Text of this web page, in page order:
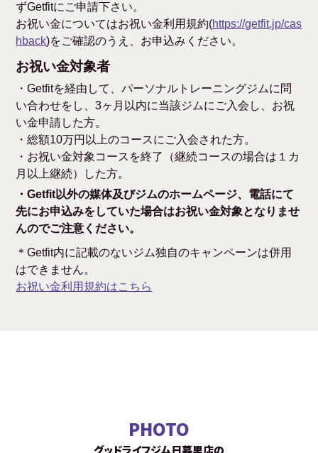
ずGetfitにご申請下さい。
お祝い金についてはお祝い金利用規約(https://getfit.jp/cas
hback)をご確認のうえ、お申込みください。
お祝い金対象者
・Getfitを経由して、パーソナルトレーニングジムに問
い合わせをし、3ヶ月以内に当該ジムにご入会し、お祝
い金申請した方。
・総額10万円以上のコースにご入会された方。
・お祝い金対象コースを終了（継続コースの場合は１カ
月以上継続）した方。
・Getfit以外の媒体及びジムのホームページ、電話にて
先にお申込みをしていた場合はお祝い金対象となりませ
んのでご注意ください。
＊Getfit内に記載のないジム独自のキャンペーンは併用
はできません。
お祝い金利用規約はこちら
PHOTO
グッドライフジム日暮里店の